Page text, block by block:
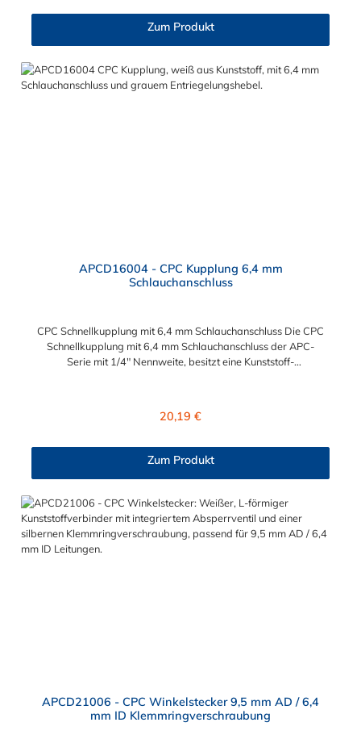
Zum Produkt
APCD16004 - CPC Kupplung 6,4 mm
Schlauchanschluss
CPC Schnellkupplung mit 6,4 mm Schlauchanschluss Die CPC
Schnellkupplung mit 6,4 mm Schlauchanschluss der APC-
Serie mit 1/4" Nennweite, besitzt eine Kunststoff-
Absperrventil. Mögliche Anwendungsbereiche sind die
Systeme, Wärmetherapie, Teilereinigung und Schankanlagen.
Vorteile von CPC Schnellkupplungen mit 6,4 mm
Schlauchanschluss: Flexibiltät – Schnelle Verbindung von
Baugruppen Wartung – Schneller und einfacher Austausch von
Baugruppen und Aufrüstungen Sicherheit – Eliminierung
gefährlicher oder unansehnlicher Verschmutzungen
Servicefreundlichkeit – Wartung und Reparatur ohne Werkzeug
Regulärer Preis:
20,19 €
Zum Produkt
APCD21006 - CPC Winkelstecker 9,5 mm AD / 6,4
mm ID Klemmringverschraubung